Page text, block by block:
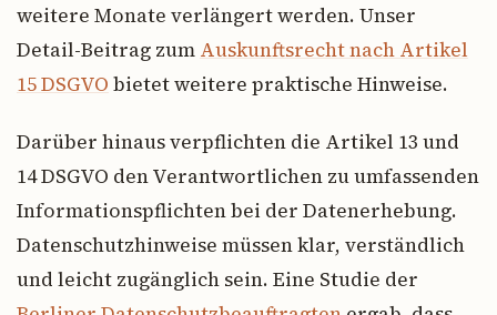
weitere Monate verlängert werden. Unser
Detail-Beitrag zum Auskunftsrecht nach Artikel
15 DSGVO bietet weitere praktische Hinweise.
Darüber hinaus verpflichten die Artikel 13 und
14 DSGVO den Verantwortlichen zu umfassenden
Informationspflichten bei der Datenerhebung.
Datenschutzhinweise müssen klar, verständlich
und leicht zugänglich sein. Eine Studie der